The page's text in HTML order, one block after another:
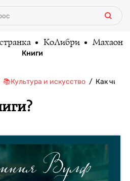
КоЛибри Махаон
Книги
📚Культура и искусство Как